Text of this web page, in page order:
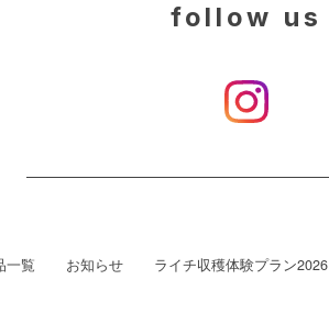
follow us
一覧 お知らせ ライチ収穫体験プラン2026